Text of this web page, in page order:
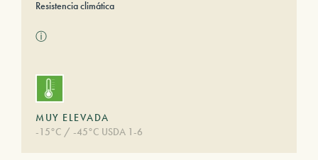
Resistencia climática
ⓘ
MUY ELEVADA
-15°C / -45°C USDA 1-6